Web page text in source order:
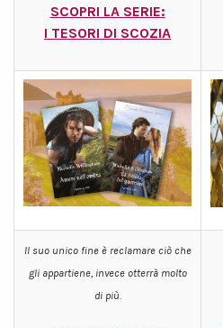
SCOPRI LA SERIE:
I TESORI DI SCOZIA
Il suo unico fine è reclamare ciò che
gli appartiene, invece otterrà molto
di più.